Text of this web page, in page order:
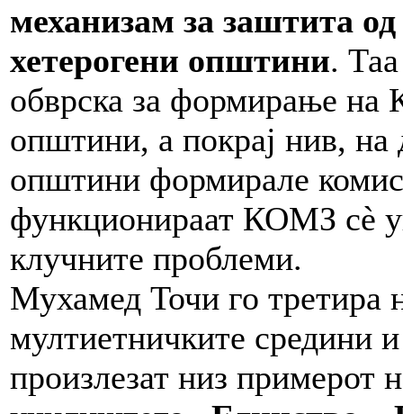
механизам за заштита
хетерогени општини.
обврска за формирање на
општини, а покрај нив, на
општини формирале
функционираат КОМЗ сè
клучните проблеми.
Мухамед Точи го третира
мултиетничките средини
произлезат низ примерот